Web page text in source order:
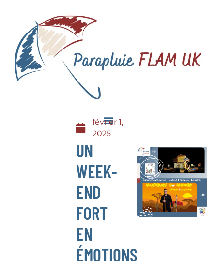
février 1,
2025
UN
WEEK-
END
FORT
EN
ÉMOTIONS